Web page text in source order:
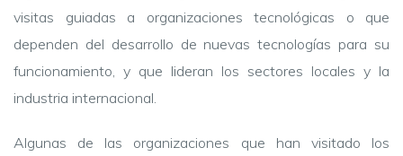
visitas guiadas a organizaciones tecnológicas o que
dependen del desarrollo de nuevas tecnologías para su
funcionamiento, y que lideran los sectores locales y la
industria internacional.
Algunas de las organizaciones que han visitado los